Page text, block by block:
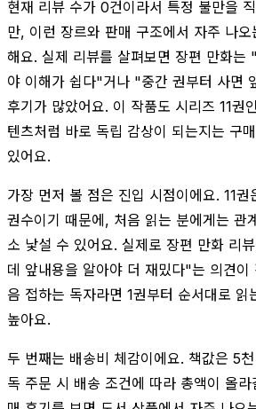
현재 리뷰 수가 0건이라서 특정 불만을
만, 이런 장르와 판매 구조에서 자주 나
해요. 실제 리뷰를 살펴보면 장편 만화는
야 이해가 쉽다"거나 "중간 권부터 사면
후기가 많았어요. 이 작품도 시리즈 11권
텐츠처럼 바로 독립 감상이 되는지는 구
있어요.
가장 먼저 볼 점은 진입 시점이에요. 11권
권수이기 때문에, 처음 읽는 분에게는 관
소 낯설 수 있어요. 실제로 장편 만화 리
데 앞내용을 알아야 더 재밌다"는 의견이
음 접하는 독자라면 1권부터 순서대로 읽
높아요.
두 번째는 배송비 체감이에요. 책값은 5
독 주문 시 배송 조건에 따라 총액이 올